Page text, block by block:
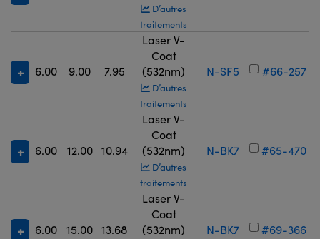
D’autres
traitements
6.00 9.00 7.95
Laser V-
Coat
(532nm)
D’autres
traitements
N-SF5 #66-257
6.00 12.00 10.94
Laser V-
Coat
(532nm)
D’autres
traitements
N-BK7 #65-470
6.00 15.00 13.68
Laser V-
Coat
(532nm)
N-BK7 #69-366